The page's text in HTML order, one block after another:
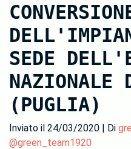
SEDE
NAZIONALE
(PUGLIA)
Inviato il 24/03/2020 | Di
@green_team1920